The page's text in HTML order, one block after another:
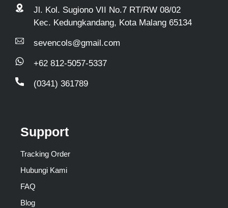
Jl. Kol. Sugiono VII No.7 RT/RW 08/02
Kec. Kedungkandang, Kota Malang 65134
sevencols@gmail.com
+62 812-5057-5337
(0341) 361789
Support
Tracking Order
Hubungi Kami
FAQ
Blog